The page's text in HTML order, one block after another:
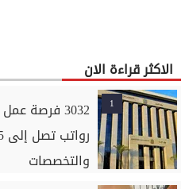
الاكثر قراءة الان
1
3032 فرصة
والتخصصات